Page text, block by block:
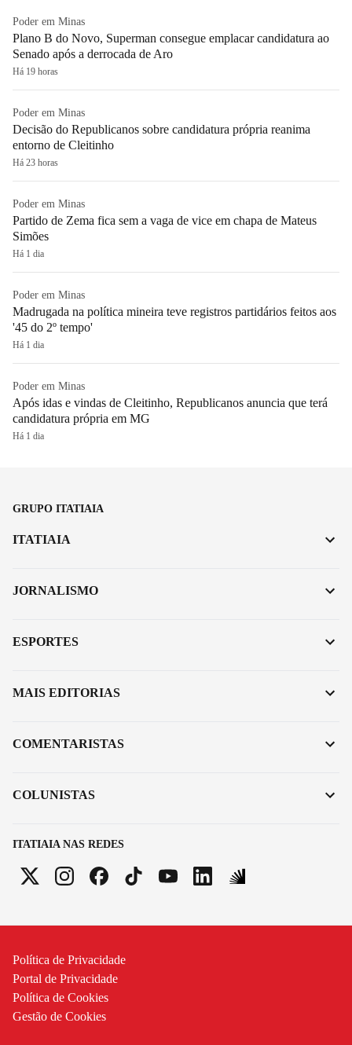
Poder em Minas
Plano B do Novo, Superman consegue emplacar candidatura ao
Senado após a derrocada de Aro
Há 19 horas
Poder em Minas
Decisão do Republicanos sobre candidatura própria reanima
entorno de Cleitinho
Há 23 horas
Poder em Minas
Partido de Zema fica sem a vaga de vice em chapa de Mateus
Simões
Há 1 dia
Poder em Minas
Madrugada na política mineira teve registros partidários feitos aos
'45 do 2º tempo'
Há 1 dia
Poder em Minas
Após idas e vindas de Cleitinho, Republicanos anuncia que terá
candidatura própria em MG
Há 1 dia
GRUPO ITATIAIA
ITATIAIA NAS REDES
ITATIAIA
JORNALISMO
ESPORTES
MAIS EDITORIAS
COMENTARISTAS
COLUNISTAS
Política de Privacidade
Portal de Privacidade
Política de Cookies
Gestão de Cookies